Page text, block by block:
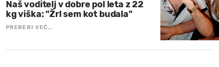
Naš voditelj v dobre pol leta z 22
kg viška: "Žrl sem kot budala"
PREBERI VEČ…